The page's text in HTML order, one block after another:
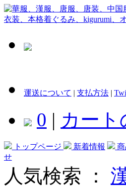
運送について | 支払方法 |
0 | カート
トップページ 新着情報
せ
人気検索 ：